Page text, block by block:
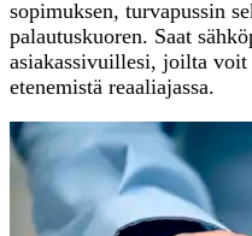
sopimuksen, turvapussin
palautuskuoren. Saat
asiakassivuillesi, joilta voit
etenemistä reaaliajassa.